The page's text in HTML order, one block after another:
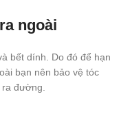
ngoài
bết dính. Do đó để hạn
bạn nên bảo vệ tóc
đường.